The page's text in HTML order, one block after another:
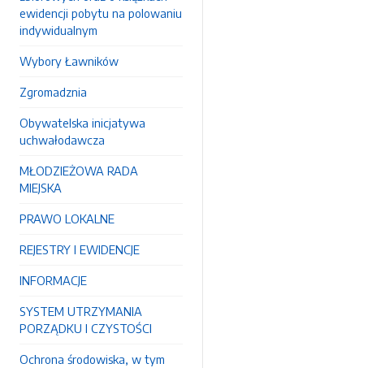
ewidencji pobytu na polowaniu
indywidualnym
Wybory Ławników
Zgromadznia
Obywatelska inicjatywa
uchwałodawcza
MŁODZIEŻOWA RADA
MIEJSKA
PRAWO LOKALNE
REJESTRY I EWIDENCJE
INFORMACJE
SYSTEM UTRZYMANIA
PORZĄDKU I CZYSTOŚCI
Ochrona środowiska, w tym